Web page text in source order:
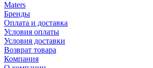
Maters
Бренды
Оплата и доставка
Условия оплаты
Условия доставки
Возврат товара
Компания